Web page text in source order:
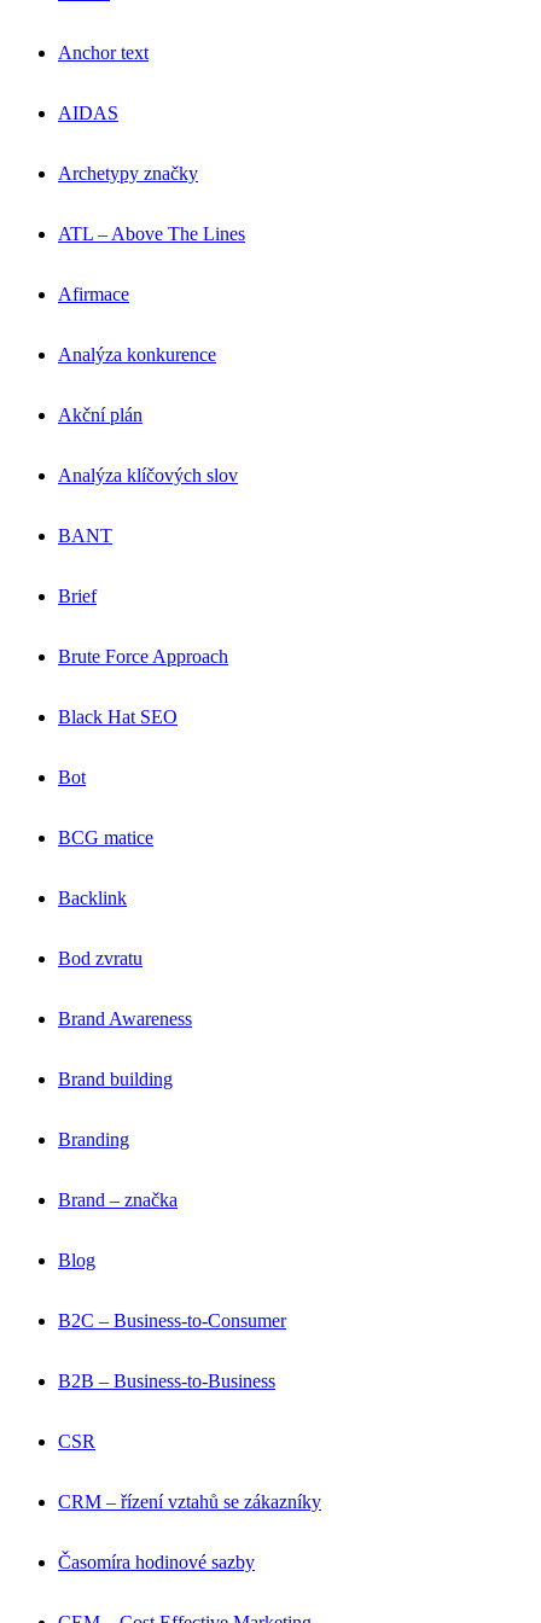
Anchor text
AIDAS
Archetypy značky
ATL – Above The Lines
Afirmace
Analýza konkurence
Akční plán
Analýza klíčových slov
BANT
Brief
Brute Force Approach
Black Hat SEO
Bot
BCG matice
Backlink
Bod zvratu
Brand Awareness
Brand building
Branding
Brand – značka
Blog
B2C – Business-to-Consumer
B2B – Business-to-Business
CSR
CRM – řízení vztahů se zákazníky
Časomíra hodinové sazby